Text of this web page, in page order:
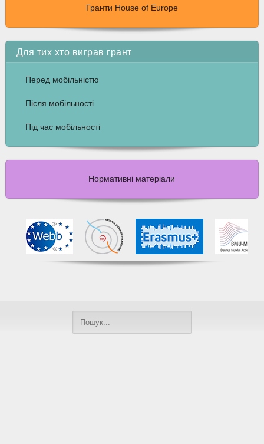
Гранти House of Europe
Для тих хто виграв грант
Перед мобільністю
Після мобільності
Під час мобільності
Нормативні матеріали